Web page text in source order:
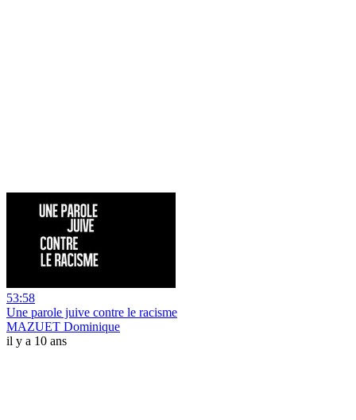
53:58
Une parole juive contre le racisme
MAZUET Dominique
il y a 10 ans